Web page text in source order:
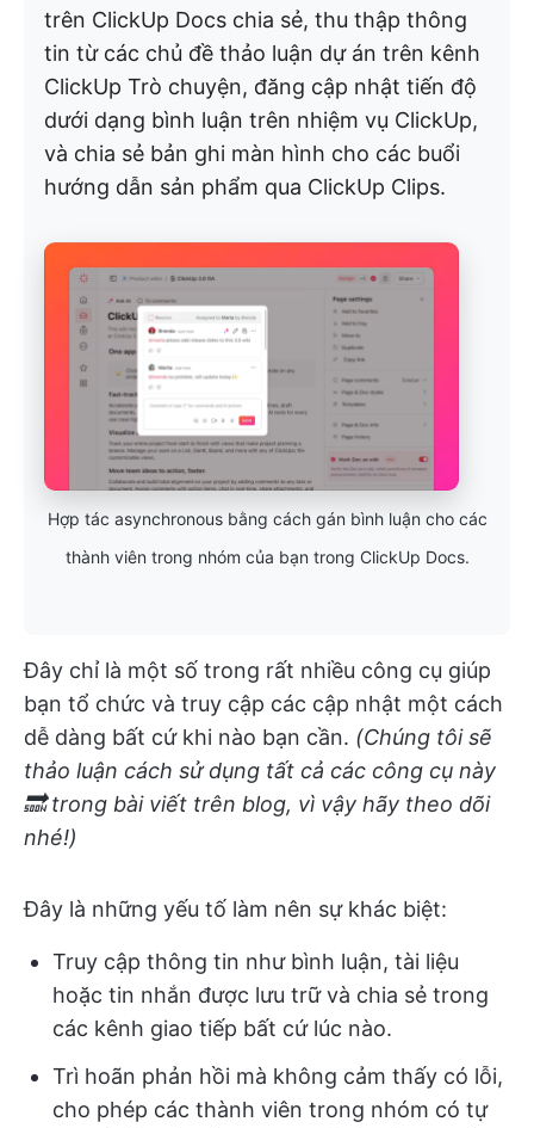
trên ClickUp Docs chia sẻ, thu thập thông
tin từ các chủ đề thảo luận dự án trên kênh
ClickUp Trò chuyện, đăng cập nhật tiến độ
dưới dạng bình luận trên nhiệm vụ ClickUp,
và chia sẻ bản ghi màn hình cho các buổi
hướng dẫn sản phẩm qua ClickUp Clips.
Hợp tác asynchronous bằng cách gán bình luận cho các
thành viên trong nhóm của bạn trong ClickUp Docs.
Đây chỉ là một số trong rất nhiều công cụ giúp
bạn tổ chức và truy cập các cập nhật một cách
dễ dàng bất cứ khi nào bạn cần. (Chúng tôi sẽ
thảo luận cách sử dụng tất cả các công cụ này
🔜 trong bài viết trên blog, vì vậy hãy theo dõi
nhé!)
Đây là những yếu tố làm nên sự khác biệt:
Truy cập thông tin như bình luận, tài liệu
hoặc tin nhắn được lưu trữ và chia sẻ trong
các kênh giao tiếp bất cứ lúc nào.
Trì hoãn phản hồi mà không cảm thấy có lỗi,
cho phép các thành viên trong nhóm có tự